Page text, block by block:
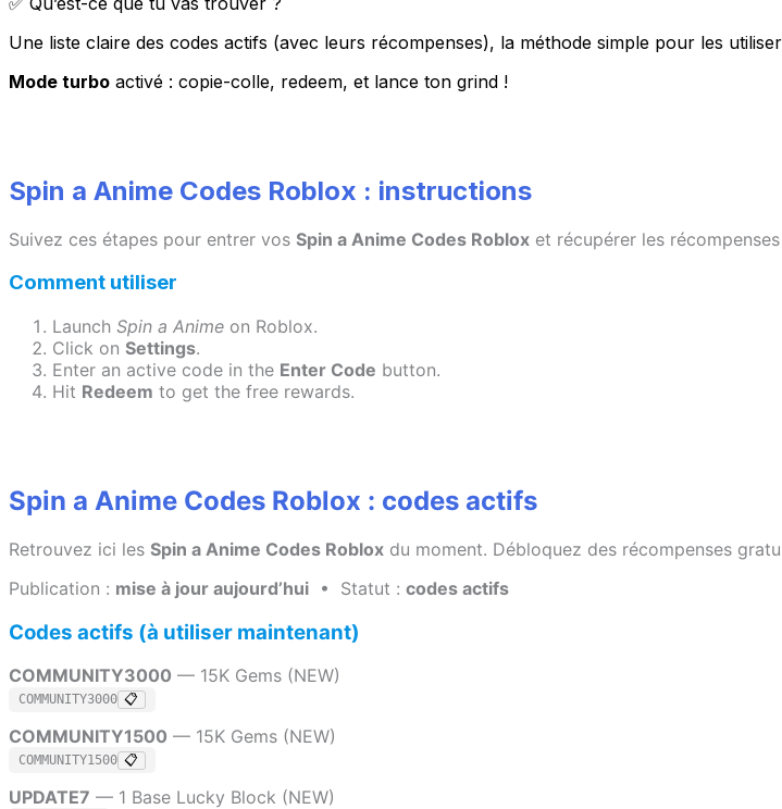
Une liste claire des codes actifs (avec leurs récompenses), la méthode simple pour les
Mode turbo activé : copie-colle, redeem, et lance ton grind !
Spin a Anime Codes Roblox : instructions
Suivez ces étapes pour entrer vos Spin a Anime Codes Roblox et récupérer les
Comment utiliser
Launch Spin a Anime on Roblox.
Click on Settings.
Enter an active code in the Enter Code button.
Hit Redeem to get the free rewards.
Spin a Anime Codes Roblox : codes actifs
Retrouvez ici les Spin a Anime Codes Roblox du moment. Débloquez des récompenses
Publication : mise à jour aujourd’hui • Statut : codes actifs
Codes actifs (à utiliser maintenant)
COMMUNITY3000 — 15K Gems (NEW)
COMMUNITY3000 📋
COMMUNITY1500 — 15K Gems (NEW)
COMMUNITY1500 📋
UPDATE7 — 1 Base Lucky Block (NEW)